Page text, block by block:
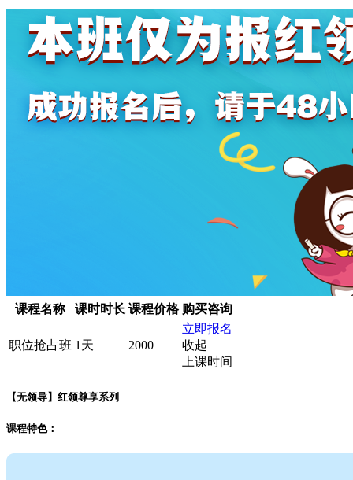
课程名称 课时时长 课程价格 购买咨询
职位抢占班 1天 2000
立即报名
收起
上课时间
【无领导】红领尊享系列
课程特色：